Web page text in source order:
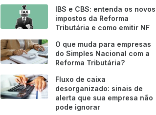
IBS e CBS: entenda os novos
impostos da Reforma
Tributária e como emitir NF
O que muda para empresas
do Simples Nacional com a
Reforma Tributária?
Fluxo de caixa
desorganizado: sinais de
alerta que sua empresa não
pode ignorar